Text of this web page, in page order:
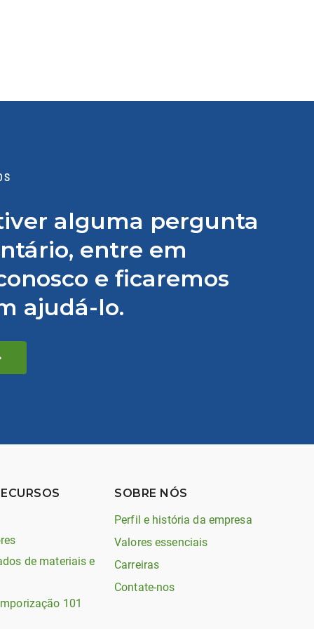
alguma pergunta
entre em
e ficaremos
ajudá-lo.
de materiais e
101
SOBRE NÓS
Perfil e história da empresa
Valores essenciais
Carreiras
Contate-nos